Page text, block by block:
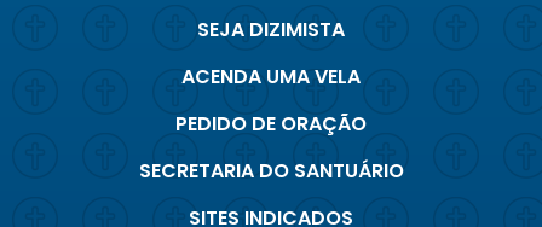
SEJA DIZIMISTA
ACENDA UMA VELA
PEDIDO DE ORAÇÃO
SECRETARIA DO SANTUÁRIO
SITES INDICADOS